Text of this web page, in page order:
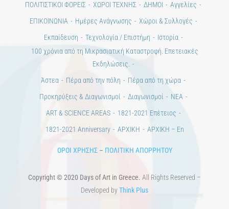
ΠΟΛΙΤΙΣΤΙΚΟΙ ΦΟΡΕΙΣ
ΧΩΡΟΙ ΤΕΧΝΗΣ ΔΗΜΟΙ
Αγγελίες
ΕΠΙΚΟΙΝΩΝΙΑ
Ημέρες Ανάγνωσης
Χώροι & Συλλογές
Εκπαίδευση
Τεχνολογία / Επιστήμη
Ιστορία
100 χρόνια από τη Μικρασιατική Καταστροφή. Επετειακές
Εκδηλώσεις.
Άστεα
Πέρα από την πόλη
Πέρα από τη χώρα
Προκηρύξεις & Διαγωνισμοί
Διαγωνισμοί
ΝΕΑ
ART & SCIENCE AREAS
1821-2021 Επέτειος
1821-2021 Anniversary
ΑΡΧΙΚΗ ΑΡΧΙΚΗ – En
ΟΡΟΙ ΧΡΗΣΗΣ– ΠΟΛΙΤΙΚΗ ΑΠΟΡΡΗΤΟΥ
Copyright © 2020 Days of Art in Greece. All Rights Reserved –
Developed byThink Plus